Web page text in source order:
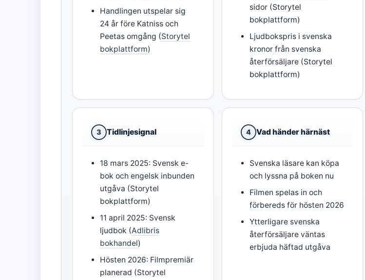
Handlingen utspelar sig
24 år före Katniss och
Peetas omgång (Storytel
bokplattform)
sidor (Storytel
bokplattform)
Ljudbokspris i svenska
kronor från svenska
återförsäljare (Storytel
bokplattform)
3 Tidlinjesignal
18 mars 2025: Svensk e-
bok och engelsk inbunden
utgåva (Storytel
bokplattform)
11 april 2025: Svensk
ljudbok (Adlibris
bokhandel)
Hösten 2026: Filmpremiär
planerad (Storytel
4 Vad händer härnäst
Svenska läsare kan köpa
och lyssna på boken nu
Filmen spelas in och
förbereds för hösten 2026
Ytterligare svenska
återförsäljare väntas
erbjuda häftad utgåva